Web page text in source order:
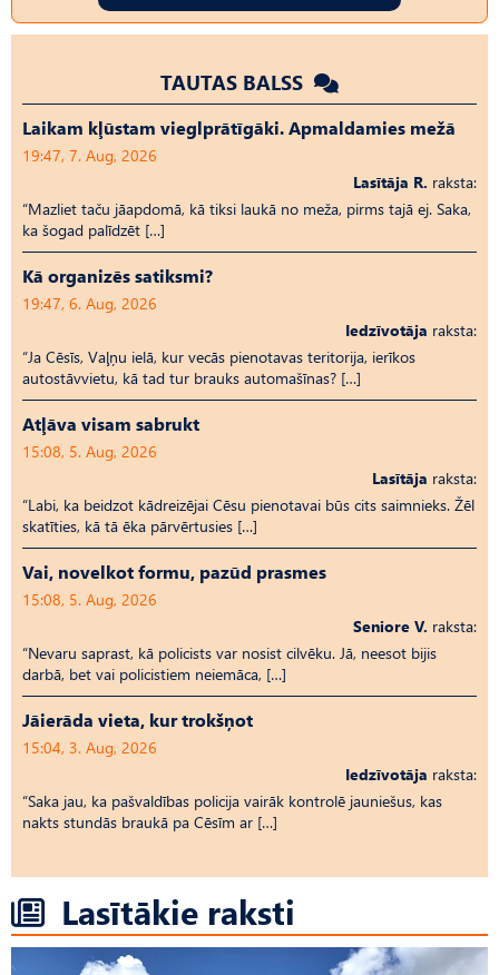
TAUTAS BALSS
Laikam kļūstam vieglprātīgāki. Apmaldamies mežā
19:47, 7. Aug, 2026
Lasītāja R. raksta:
“Mazliet taču jāapdomā, kā tiksi laukā no meža, pirms tajā ej. Saka,
ka šogad palīdzēt […]
Kā organizēs satiksmi?
19:47, 6. Aug, 2026
Iedzīvotāja raksta:
“Ja Cēsīs, Vaļņu ielā, kur vecās pienotavas teritorija, ierīkos
autostāvvietu, kā tad tur brauks automašīnas? […]
Atļāva visam sabrukt
15:08, 5. Aug, 2026
Lasītāja raksta:
“Labi, ka beidzot kādreizējai Cēsu pienotavai būs cits saimnieks. Žēl
skatīties, kā tā ēka pārvērtusies […]
Vai, novelkot formu, pazūd prasmes
15:08, 5. Aug, 2026
Seniore V. raksta:
“Nevaru saprast, kā policists var nosist cilvēku. Jā, neesot bijis
darbā, bet vai policistiem neiemāca, […]
Jāierāda vieta, kur trokšņot
15:04, 3. Aug, 2026
Iedzīvotāja raksta:
“Saka jau, ka pašvaldības policija vairāk kontrolē jauniešus, kas
nakts stundās braukā pa Cēsīm ar […]
Lasītākie raksti